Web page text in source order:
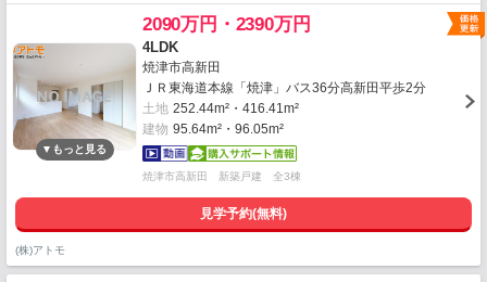
2090万円・2390万円
4LDK
焼津市高新田
ＪＲ東海道本線「焼津」バス36分高新田平歩2分
土地 252.44m²・416.41m²
建物 95.64m²・96.05m²
焼津市高新田 新築戸建 全3棟
見学予約(無料)
(株)アトモ